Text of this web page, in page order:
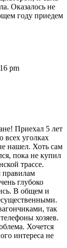
Оказалось не
году приедем
pm
Приехал 5 лет
всех уголках
нашел. Хоть сам
пока не купил
трассе.
правилам
глубоко
В общем и
так
хозяев.
Хочется
интереса не